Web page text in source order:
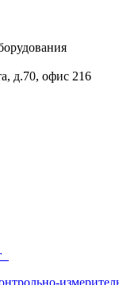
д.70, офис 216